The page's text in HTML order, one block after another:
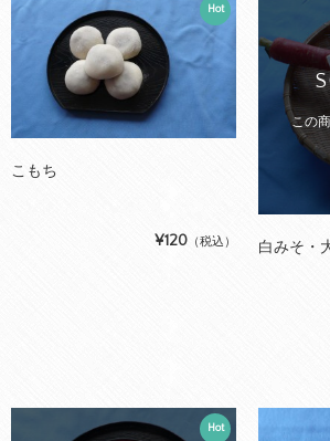
Hot
こもち
¥120 （税込）
この
白みそ・
Hot